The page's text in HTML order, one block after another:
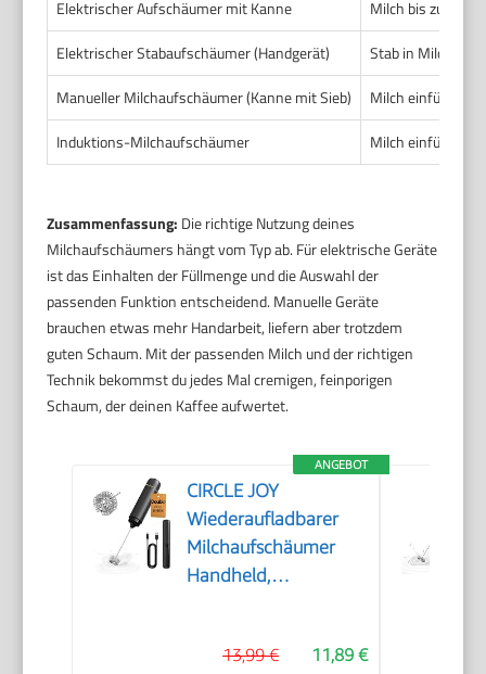
Elektrischer Aufschäumer mit Kanne
Milch bis zur
Elektrischer Stabaufschäumer (Handgerät)
Stab in Milch
Manueller Milchaufschäumer (Kanne mit Sieb)
Milch einfüllen,
Induktions-Milchaufschäumer
Milch einfüllen,
Zusammenfassung: Die richtige Nutzung deines
Milchaufschäumers hängt vom Typ ab. Für elektrische Geräte
ist das Einhalten der Füllmenge und die Auswahl der
passenden Funktion entscheidend. Manuelle Geräte
brauchen etwas mehr Handarbeit, liefern aber trotzdem
guten Schaum. Mit der passenden Milch und der richtigen
Technik bekommst du jedes Mal cremigen, feinporigen
Schaum, der deinen Kaffee aufwertet.
ANGEBOT
CIRCLE JOY
Wiederaufladbarer
Milchaufschäumer
Handheld,
Tragbarer
11,89 €
13,99 €